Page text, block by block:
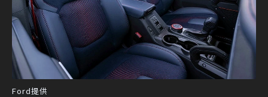
Ford提供